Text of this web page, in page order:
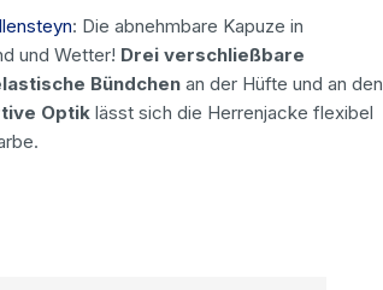
: Die abnehmbare Kapuze in
und Wetter! Drei verschließbare
Bündchen an der Hüfte und an den
Optik lässt sich die Herrenjacke flexibel